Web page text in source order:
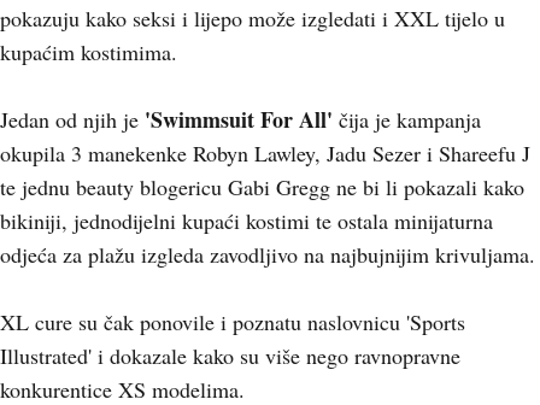
pokazuju kako seksi i lijepo može izgledati i XXL tijelo u
kupaćim kostimima.
Jedan od njih je 'Swimmsuit For All' čija je kampanja
okupila 3 manekenke Robyn Lawley, Jadu Sezer i Shareefu J
te jednu beauty blogericu Gabi Gregg ne bi li pokazali kako
bikiniji, jednodijelni kupaći kostimi te ostala minijaturna
odjeća za plažu izgleda zavodljivo na najbujnijim krivuljama.
XL cure su čak ponovile i poznatu naslovnicu 'Sports
Illustrated' i dokazale kako su više nego ravnopravne
konkurentice XS modelima.